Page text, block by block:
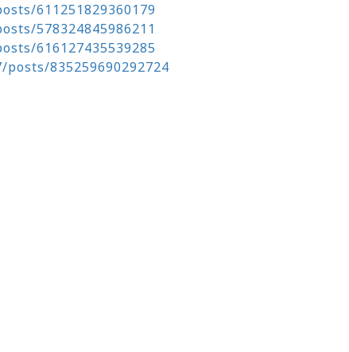
611251829360179
578324845986211
616127435539285
835259690292724